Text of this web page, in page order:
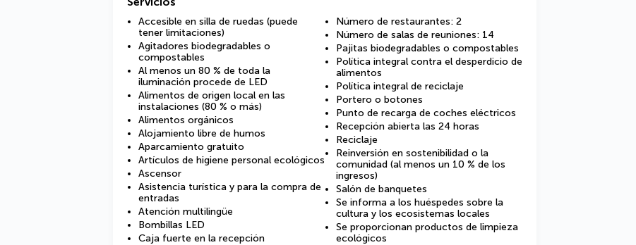
Accesible en silla de ruedas (puede
tener limitaciones)
Agitadores biodegradables o
compostables
Al menos un 80 % de toda la
iluminación procede de LED
Alimentos de origen local en las
instalaciones (80 % o más)
Alimentos orgánicos
Alojamiento libre de humos
Aparcamiento gratuito
Artículos de higiene personal ecológicos
Ascensor
Asistencia turística y para la compra de
entradas
Atención multilingüe
Bombillas LED
Caja fuerte en la recepción
Número de restaurantes: 2
Número de salas de reuniones: 14
Pajitas biodegradables o compostables
Política integral contra el desperdicio de
alimentos
Política integral de reciclaje
Portero o botones
Punto de recarga de coches eléctricos
Recepción abierta las 24 horas
Reciclaje
Reinversión en sostenibilidad o la
comunidad (al menos un 10 % de los
ingresos)
Salón de banquetes
Se informa a los huéspedes sobre la
cultura y los ecosistemas locales
Se proporcionan productos de limpieza
ecológicos